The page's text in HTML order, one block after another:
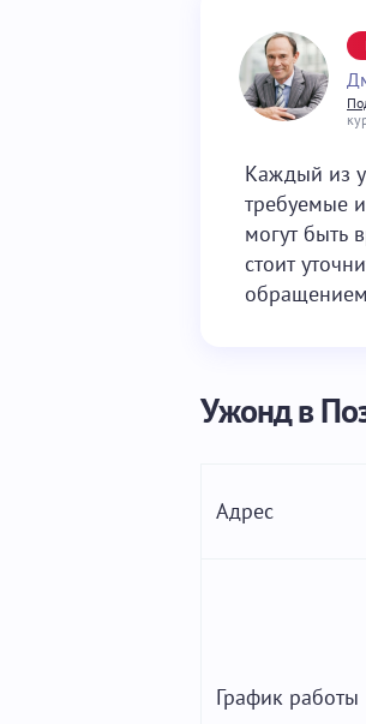
Каждый из
требуемые
могут быть
стоит
Ужонд в
Адрес
График работы